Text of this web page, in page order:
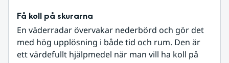
Få koll på skurarna
En väderradar övervakar nederbörd och gör det
med hög upplösning i både tid och rum. Den är
ett värdefullt hjälpmedel när man vill ha koll på